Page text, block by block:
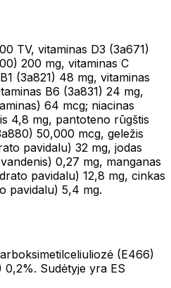
TV, vitaminas D3 (3a671)
200 mg, vitaminas C
(3a821) 48 mg, vitaminas
B6 (3a831) 24 mg,
64 mcg; niacinas
4,8 mg, pantoteno rūgštis
50,000 mcg, geležis
pavidalu) 32 mg, jodas
0,27 mg, manganas
pavidalu) 12,8 mg, cinkas
pavidalu) 5,4 mg.
(E466)
Sudėtyje yra ES